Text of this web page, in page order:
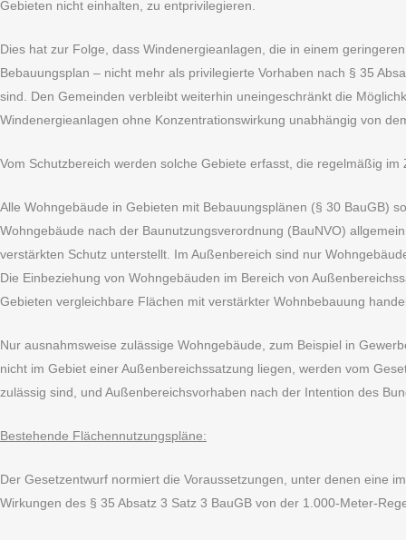
Gebieten nicht einhalten, zu entprivilegieren.
Dies hat zur Folge, dass Windenergieanlagen, die in einem
Bebauungsplan – nicht mehr als privilegierte Vorhaben nach § 35
sind. Den Gemeinden verbleibt weiterhin uneingeschränkt die
Windenergieanlagen ohne Konzentrationswirkung unabhängig von
Vom Schutzbereich werden solche Gebiete erfasst, die regelmäßig
Alle Wohngebäude in Gebieten mit Bebauungsplänen (§ 30 BauGB)
Wohngebäude nach der Baunutzungsverordnung (BauNVO)
verstärkten Schutz unterstellt. Im Außenbereich sind nur
Die Einbeziehung von Wohngebäuden im Bereich von
Gebieten vergleichbare Flächen mit verstärkter Wohnbebauung
Nur ausnahmsweise zulässige Wohngebäude, zum Beispiel in
nicht im Gebiet einer Außenbereichssatzung liegen, werden vom
zulässig sind, und Außenbereichsvorhaben nach der Intention des
Bestehende Flächennutzungspläne:
Der Gesetzentwurf normiert die Voraussetzungen, unter denen eine
Wirkungen des § 35 Absatz 3 Satz 3 BauGB von der 1.000-Meter-